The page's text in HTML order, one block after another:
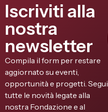
Iscriviti alla
nostra
newsletter
Compila il form per restare
aggiornato su eventi,
opportunità e progetti. Segui
tutte le novità legate alla
nostra Fondazione e al